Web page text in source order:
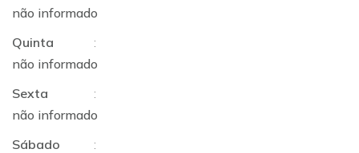
não informado
Quinta
:
não informado
Sexta
:
não informado
Sábado
: